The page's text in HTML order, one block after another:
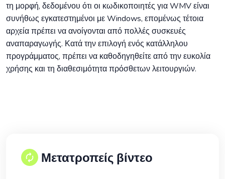
τη μορφή, δεδομένου ότι οι κωδικοποιητές για WMV είναι
συνήθως εγκατεστημένοι με Windows, επομένως τέτοια
αρχεία πρέπει να ανοίγονται από πολλές συσκευές
αναπαραγωγής. Κατά την επιλογή ενός κατάλληλου
προγράμματος, πρέπει να καθοδηγηθείτε από την ευκολία
χρήσης και τη διαθεσιμότητα πρόσθετων λειτουργιών.
Μετατροπείς βίντεο